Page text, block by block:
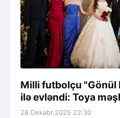
Milli futbolçu "Gönül
ilə evləndi: Toya
28.Dekabr.2025 22:30